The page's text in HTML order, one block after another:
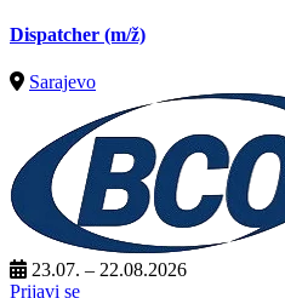
Dispatcher (m/ž)
Sarajevo
23.07. – 22.08.2026
Prijavi se